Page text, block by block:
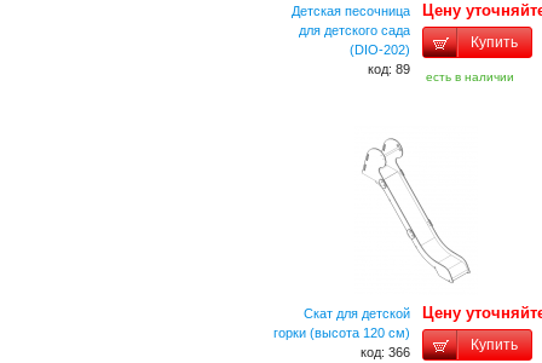
Детская песочница
для детского сада
(DIO-202)
код: 89
Цену
Купить
есть в наличии
Скат для детской
горки (высота 120 см)
код: 366
Цену
Купить